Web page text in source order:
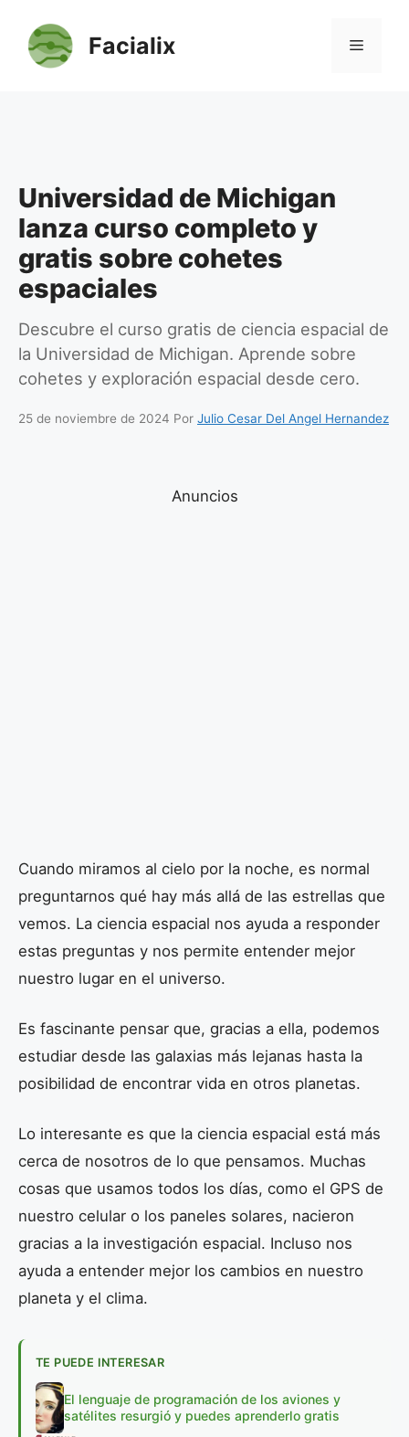
contenido
Facialix Menú
Universidad de Michigan
lanza curso completo y
gratis sobre cohetes
espaciales
Descubre el curso gratis de ciencia espacial de
la Universidad de Michigan. Aprende sobre
cohetes y exploración espacial desde cero.
25 de noviembre de 2024 Por Julio Cesar Del Angel Hernandez
Anuncios
Cuando miramos al cielo por la noche, es normal
preguntarnos qué hay más allá de las estrellas que
vemos. La ciencia espacial nos ayuda a responder
estas preguntas y nos permite entender mejor
nuestro lugar en el universo.
Es fascinante pensar que, gracias a ella, podemos
estudiar desde las galaxias más lejanas hasta la
posibilidad de encontrar vida en otros planetas.
Lo interesante es que la ciencia espacial está más
cerca de nosotros de lo que pensamos. Muchas
cosas que usamos todos los días, como el GPS de
nuestro celular o los paneles solares, nacieron
gracias a la investigación espacial. Incluso nos
ayuda a entender mejor los cambios en nuestro
planeta y el clima.
TE PUEDE INTERESAR
El lenguaje de programación de los aviones y
satélites resurgió y puedes aprenderlo gratis